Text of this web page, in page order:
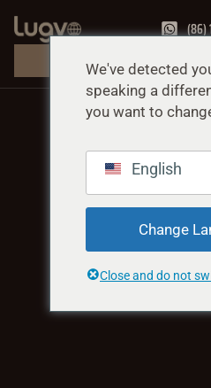
(86)
무료 견
We've detected
speaking a
you want to
English
Change
Close and do not